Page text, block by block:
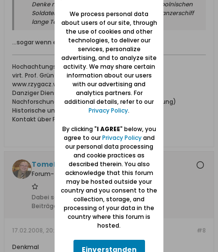
Denke nicht. Es ist fuer die kleine Gruppe der polnischen
Soldaten die gegen den Schleswig-Holstein Panzerschiff
lange Tagen kaempfen... sollte bleiben...
...sogar wenn es wegen Instabilität gefährlich ist?
Hochachtungsvoll
virt. Prof. Grün
www.rzygacz.webd.pl/pomuchel/archiv.html -
Danziger Dienstleistungen jeglicher Art
Nachforschungen in Archiven (Danzig und Umgebung)
Historische und heutige Bilder von Danzig
Kontakt über PN
Tomek
Forum-Teilnehmer
Dabei seit:
10.02.2008
Beiträge:
28
#8
17.02.2008, 20:59
Denkmal
We process personal data
about users of our site, through
the use of cookies and other
technologies, to deliver our
services, personalize
advertising, and to analyze site
activity. We may share certain
information about our users
with our advertising and
analytics partners. For
additional details, refer to our
Privacy Policy.
By clicking "I AGREE" below, you
agree to ourPrivacy Policyand
our personal data processing
and cookie practices as
described therein. You also
acknowledge that this forum
may be hosted outside your
country and you consent to the
collection, storage, and
processing of your data in the
country where this forum is
hosted.
Einverstanden